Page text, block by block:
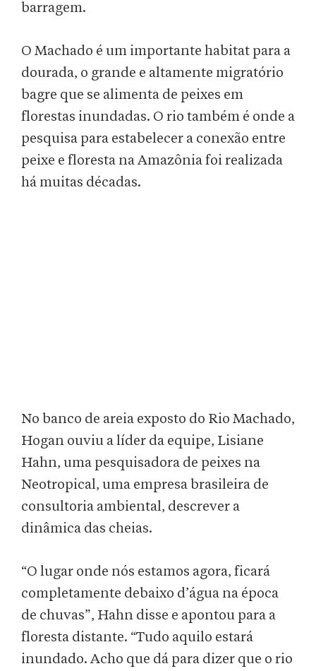
barragem.
O Machado é um importante habitat para a
dourada, o grande e altamente migratório
bagre que se alimenta de peixes em
florestas inundadas. O rio também é onde a
pesquisa para estabelecer a conexão entre
peixe e floresta na Amazônia foi realizada
há muitas décadas.
No banco de areia exposto do Rio Machado,
Hogan ouviu a líder da equipe, Lisiane
Hahn, uma pesquisadora de peixes na
Neotropical, uma empresa brasileira de
consultoria ambiental, descrever a
dinâmica das cheias.
“O lugar onde nós estamos agora, ficará
completamente debaixo d’água na época
de chuvas”, Hahn disse e apontou para a
floresta distante. “Tudo aquilo estará
inundado. Acho que dá para dizer que o rio